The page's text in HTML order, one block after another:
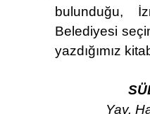
bulunduğu,
Belediyesi
yazdığımız
Yay.